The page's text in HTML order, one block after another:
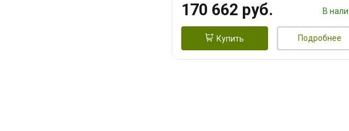
SSD)
170 662 руб. В
Купить Подробнее